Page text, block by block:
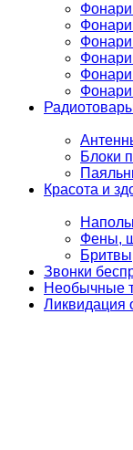
Блоки
Красота и
Фены,
Звонки
Необычные
Ликвидация